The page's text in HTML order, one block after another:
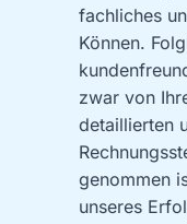
fachliches
Können.
zwar von
detaillierten
genommen
unseres